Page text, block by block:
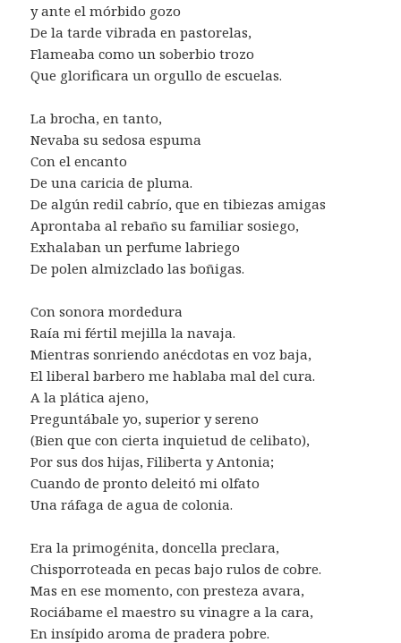
y ante el mórbido gozo
De la tarde vibrada en pastorelas,
Flameaba como un soberbio trozo
Que glorificara un orgullo de escuelas.
La brocha, en tanto,
Nevaba su sedosa espuma
Con el encanto
De una caricia de pluma.
De algún redil cabrío, que en tibiezas amigas
Aprontaba al rebaño su familiar sosiego,
Exhalaban un perfume labriego
De polen almizclado las boñigas.
Con sonora mordedura
Raía mi fértil mejilla la navaja.
Mientras sonriendo anécdotas en voz baja,
El liberal barbero me hablaba mal del cura.
A la plática ajeno,
Preguntábale yo, superior y sereno
(Bien que con cierta inquietud de celibato),
Por sus dos hijas, Filiberta y Antonia;
Cuando de pronto deleitó mi olfato
Una ráfaga de agua de colonia.
Era la primogénita, doncella preclara,
Chisporroteada en pecas bajo rulos de cobre.
Mas en ese momento, con presteza avara,
Rociábame el maestro su vinagre a la cara,
En insípido aroma de pradera pobre.